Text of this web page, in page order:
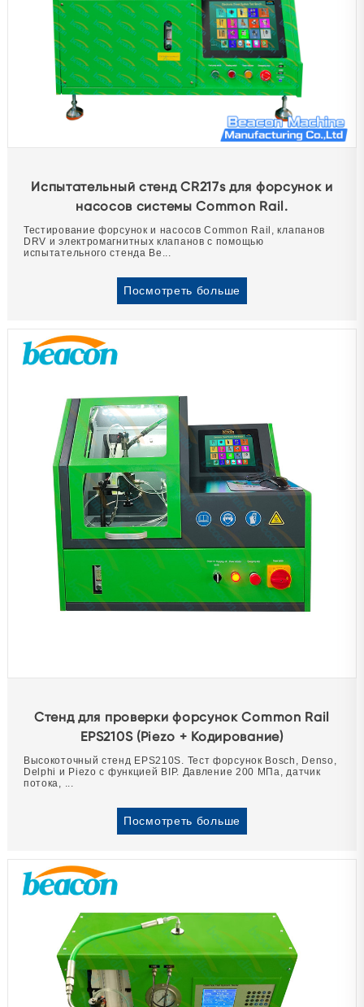
Испытательный стенд CR217s для форсунок и
насосов системы Common Rail.
Тестирование форсунок и насосов Common Rail, клапанов
DRV и электромагнитных клапанов с помощью
испытательного стенда Be...
Посмотреть больше
Стенд для проверки форсунок Common Rail
EPS210S (Piezo + Кодирование)
Высокоточный стенд EPS210S. Тест форсунок Bosch, Denso,
Delphi и Piezo с функцией BIP. Давление 200 МПа, датчик
потока, ...
Посмотреть больше